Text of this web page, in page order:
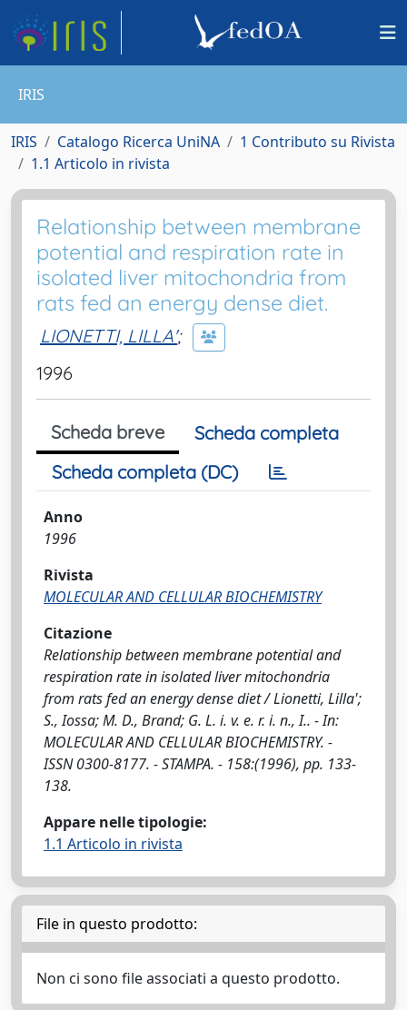
IRIS
IRIS Catalogo Ricerca UniNA
1 Contributo su Rivista
1.1 Articolo in rivista
Relationship between membrane
potential and respiration rate in
isolated liver mitochondria from
rats fed an energy dense diet.
LIONETTI, LILLA';
1996
Scheda breve
Scheda completa
Scheda completa (DC)
Anno
1996
Rivista
MOLECULAR AND CELLULAR BIOCHEMISTRY
Citazione
Relationship between membrane potential and
respiration rate in isolated liver mitochondria
from rats fed an energy dense diet / Lionetti, Lilla';
S., Iossa; M. D., Brand; G. L. i. v. e. r. i. n., I.. - In:
MOLECULAR AND CELLULAR BIOCHEMISTRY. -
ISSN 0300-8177. - STAMPA. - 158:(1996), pp. 133-
138.
Appare nelle tipologie:
1.1 Articolo in rivista
File in questo prodotto:
Non ci sono file associati a questo prodotto.